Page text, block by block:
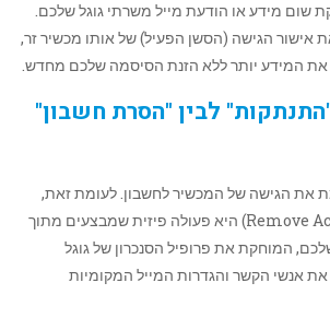
שום מידע או הודעת מייל משרתי גוגל שלכם.
אישור הגישה (הסשן הפעיל) של אותו מכשיר זר,
את המידע יותר ללא הזנת הסיסמה שלכם מחדש.
לבין "הסרת חשבון"
את הגישה של המכשיר לחשבון. לעומת זאת,
"הסרת חשבון" (Remove Account) היא פעולה פיזית שמבצעים מתוך
המוחקת את פרופיל הסנכרון של גוגל
אנשי הקשר והגדרות המייל המקומיות